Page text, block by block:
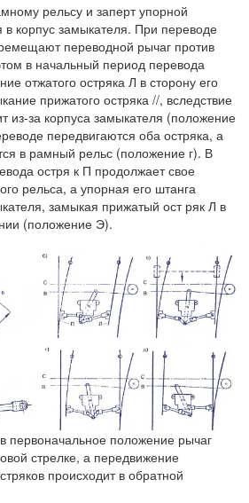
рельсу и заперт упорной
корпус замыкателя. При переводе
переводной рычаг против
в начальный период перевода
отжатого остряка Л в сторону его
прижатого остряка //, вследствие
из-за корпуса замыкателя (положение
передвигаются оба остряка, а
в рамный рельс (положение г). В
остря к П продолжает свое
рельса, а упорная его штанга
замыкая прижатый ост ряк Л в
(положение Э).
первоначальное положение рычаг
стрелке, а передвижение
происходит в обратной